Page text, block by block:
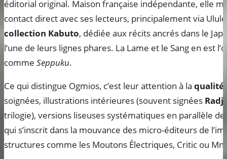
éditorial original. Maison française indépendante, elle
contact direct avec ses lecteurs, principalement via
collection Kabuto, dédiée aux récits ancrés dans le
l’une de leurs lignes phares. La Lame et le Sang en est
comme Seppuku.
Ce qui distingue Ogmios, c’est leur attention à la qualité
soignées, illustrations intérieures (souvent signées
trilogie), versions liseuses systématiques en parallèle
qui s’inscrit dans la mouvance des micro-éditeurs de
structures comme les Moutons Électriques, Critic ou